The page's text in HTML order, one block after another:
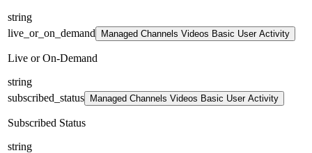
string
live_or_on_demand
Managed Channels Videos Basic User Activity
Live or On-Demand
string
subscribed_status
Managed Channels Videos Basic User Activity
Subscribed Status
string